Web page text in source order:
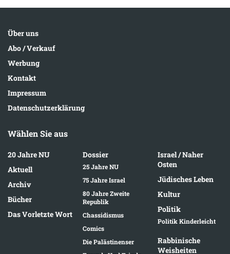
Über uns
Abo / Verkauf
Werbung
Kontakt
Impressum
Datenschutzerklärung
Wählen Sie aus
20 Jahre NU
Aktuell
Archiv
Bücher
Das Vorletzte Wort
Dossier
25 Jahre NU
75 Jahre Israel
80 Jahre Zweite
Republik
Chassidismus
Comics
Die Palästinenser
Israel / Naher
Osten
Jüdisches Leben
Kultur
Politik
Politik Kinderleicht
Rabbinische
Weisheiten